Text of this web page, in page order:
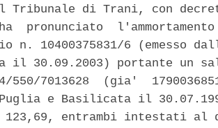
Tribunale di Trani, con
pronunciato
n. 10400375831/6 (emesso
il 30.09.2003) portante un
550/7013628  (gia'
Puglia e Basilicata il
123,69, entrambi intestati al